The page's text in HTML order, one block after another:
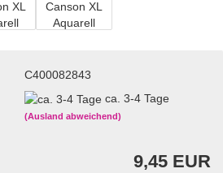
C400082843
ca. 3-4 Tage
(Ausland abweichend)
9,45 EUR